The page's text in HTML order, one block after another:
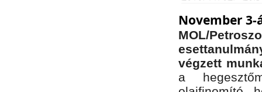
November
MOL/
végzett
a